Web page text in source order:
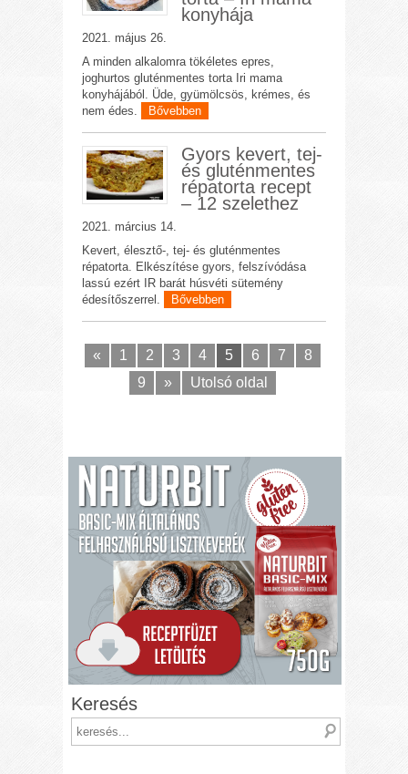
konyhája
2021. május 26.
A minden alkalomra tökéletes epres,
joghurtos gluténmentes torta Iri mama
konyhájából. Üde, gyümölcsös, krémes, és
nem édes.
Bővebben
Gyors kevert, tej-
és gluténmentes
répatorta recept
– 12 szelethez
2021. március 14.
Kevert, élesztő-, tej- és gluténmentes
répatorta. Elkészítése gyors, felszívódása
lassú ezért IR barát húsvéti sütemény
édesítőszerrel.
Bővebben
« 1 2 3 4 5 6 7
8
9
» Utolsó oldal
Keresés